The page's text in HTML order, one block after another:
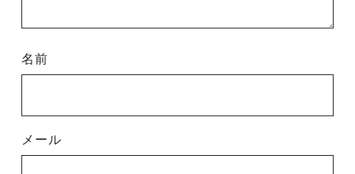
名前
メール